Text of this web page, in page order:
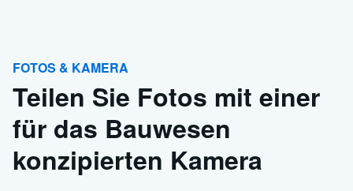
FOTOS & KAMERA
Teilen Sie Fotos mit einer
für das Bauwesen
konzipierten Kamera